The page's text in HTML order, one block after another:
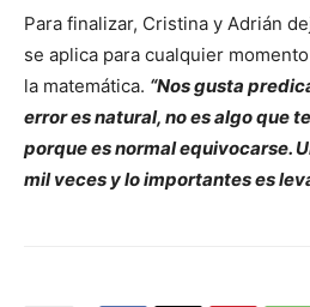
Para finalizar, Cristina y Adrián
se aplica para cualquier
la matemática. “Nos gusta
error es natural, no es algo que
porque es normal equivocarse.
mil veces y lo importantes es